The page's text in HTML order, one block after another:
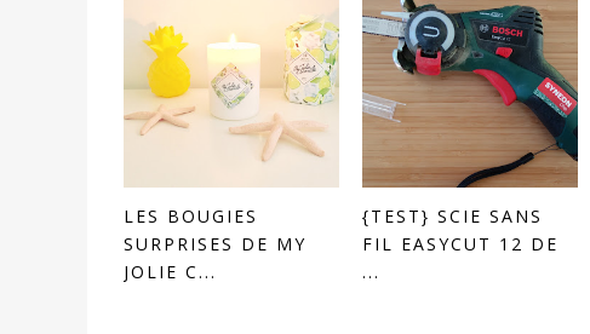
LES BOUGIES
SURPRISES DE MY
JOLIE C...
{TEST} SCIE SANS
FIL EASYCUT 12 DE
...